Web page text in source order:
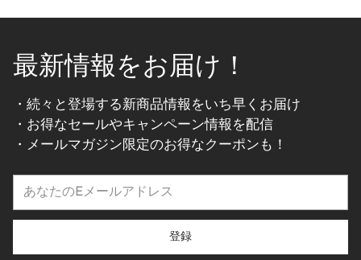
最新情報をお届け！
・続々と登場する新商品情報をいち早くお届け
・お得なセールやキャンペーン情報を配信
・メールマガジン限定のお得なクーポンも！
登録